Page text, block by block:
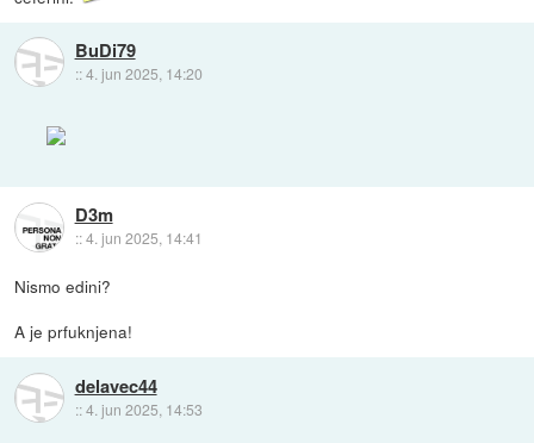
BuDi79
::4. jun 2025, 14:20
D3m
::4. jun 2025, 14:41
Nismo edini?
A je prfuknjena!
delavec44
::4. jun 2025, 14:53